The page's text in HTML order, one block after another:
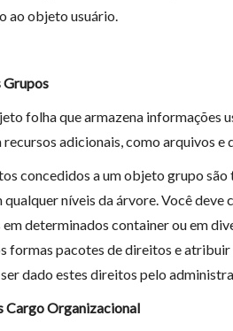
ao objeto usuário.
folha que armazena informações
recursos adicionais, como arquivos e
concedidos a um objeto grupo
qualquer níveis da árvore. Você
em determinados container ou em
formas pacotes de direitos e atribuir
dado estes direitos pelo
Cargo Organizacional